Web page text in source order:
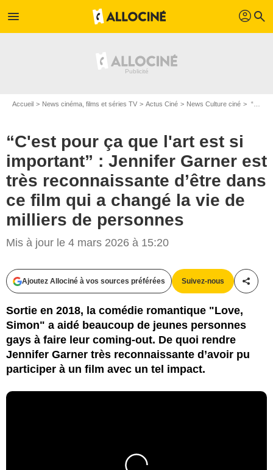
menu profil search
Accueil News cinéma, films et séries TV Actus Ciné News Culture ciné “C'est pour ça que l'art est si important” : Jennifer Garner est très reconnaissante d’être dans ce film qui a changé la vie de milliers de personnes
“C'est pour ça que l'art est si
important” : Jennifer Garner est
très reconnaissante d’être dans
ce film qui a changé la vie de
milliers de personnes
Mis à jour le 4 mars 2026 à 15:20
Ajoutez Allociné à vos sources préférées Suivez-nous
Sortie en 2018, la comédie romantique "Love,
Simon" a aidé beaucoup de jeunes personnes
gays à faire leur coming-out. De quoi rendre
Jennifer Garner très reconnaissante d’avoir pu
participer à un film avec un tel impact.